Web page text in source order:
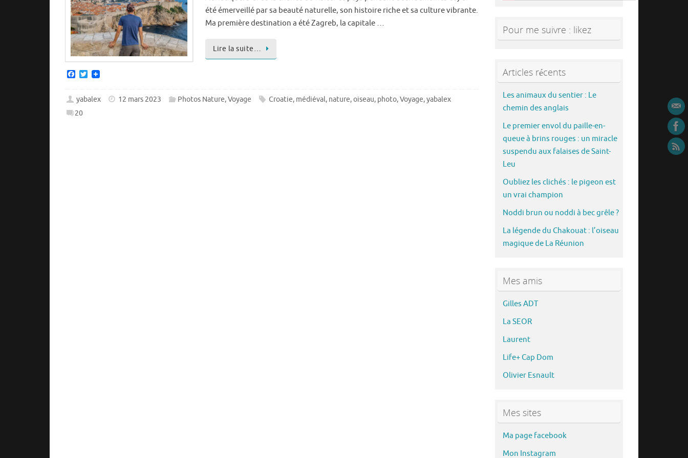
été émerveillé par sa beauté naturelle, son histoire riche et sa culture vibrante.
Ma première destination a été Zagreb, la capitale …
Lire la suite…
F
e
b
o
T
t
yabalex 12 mars 2023 Photos Nature,Voyage Croatie, médiéval, nature,oiseau, photo,Voyage,yabalex
20
Pour me suivre : likez
Articles récents
Les animaux du sentier : Le
chemin des anglais
Le premier envol du paille-en-
queue à brins rouges : un miracle
suspendu aux falaises de Saint-
Leu
Oubliez les clichés : le pigeon est
un vrai champion
Noddi brun ou noddi à bec grêle ?
La légende du Chakouat : l’oiseau
magique de La Réunion
Mes amis
Gilles ADT
La SEOR
Laurent
Life+ Cap Dom
Olivier Esnault
Mes sites
Ma page facebook
Mon Instagram